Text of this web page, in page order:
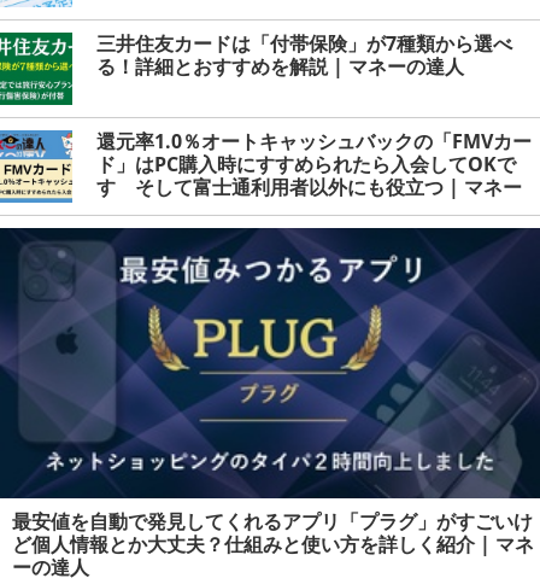
三井住友カードは「付帯保険」が7種類から選べ
る！詳細とおすすめを解説 | マネーの達人
還元率1.0％オートキャッシュバックの「FMVカー
ド」はPC購入時にすすめられたら入会してOKで
す そして富士通利用者以外にも役立つ | マネー
の達人
最安値を自動で発見してくれるアプリ「プラグ」がすごいけ
ど個人情報とか大丈夫？仕組みと使い方を詳しく紹介 | マネ
ーの達人